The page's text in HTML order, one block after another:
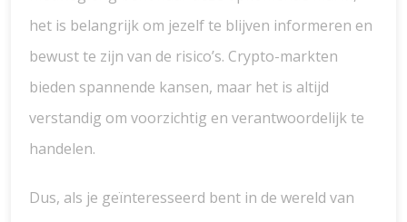
het is belangrijk om jezelf te blijven informeren en
bewust te zijn van de risico’s. Crypto-markten
bieden spannende kansen, maar het is altijd
verstandig om voorzichtig en verantwoordelijk te
handelen.
Dus, als je geïnteresseerd bent in de wereld van